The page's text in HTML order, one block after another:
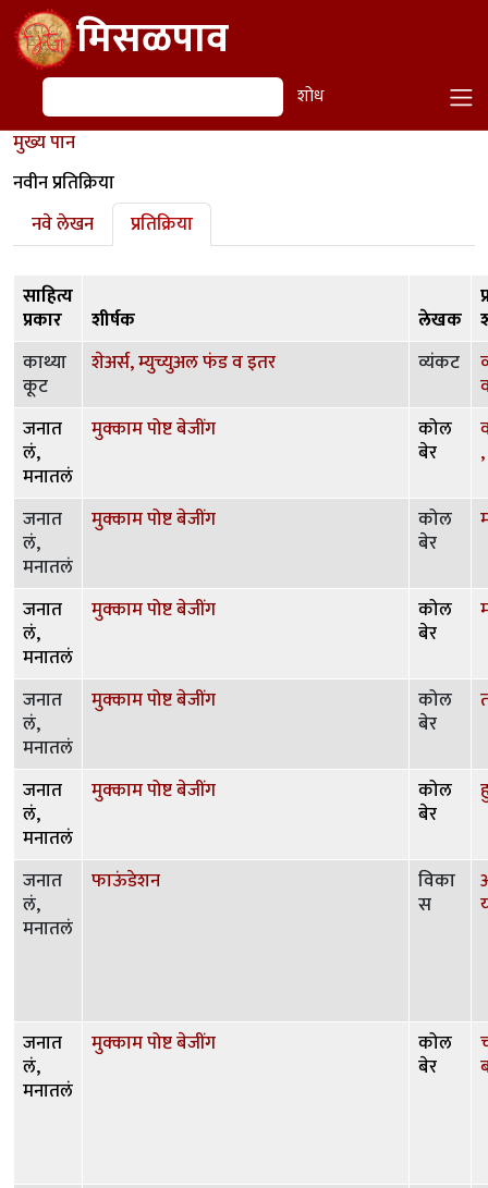
Skip to main contentमिसळपाव
शोध शोध
मुख्य पान
नवीन प्रतिक्रिया
Primary tabs
नवे लेखन प्रतिक्रिया
साहित्य
प्रकार शीर्षक लेखक
काथ्या
कूट
शेअर्स, म्युच्युअल फंड व इतर व्यंकट
जनात
लं,
मनातलं
मुक्काम पोष्ट बेजींग कोल
बेर ,
जनात
लं,
मनातलं
मुक्काम पोष्ट बेजींग कोल
बेर
जनात
लं,
मनातलं
मुक्काम पोष्ट बेजींग कोल
बेर
जनात
लं,
मनातलं
मुक्काम पोष्ट बेजींग कोल
बेर
जनात
लं,
मनातलं
मुक्काम पोष्ट बेजींग कोल
बेर
जनात
लं,
मनातलं
फाऊंडेशन विका
स
जनात
लं,
मनातलं
मुक्काम पोष्ट बेजींग कोल
बेर